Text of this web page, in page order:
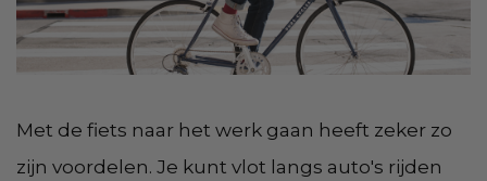
Met de fiets naar het werk gaan heeft zeker zo
zijn voordelen. Je kunt vlot langs auto's rijden